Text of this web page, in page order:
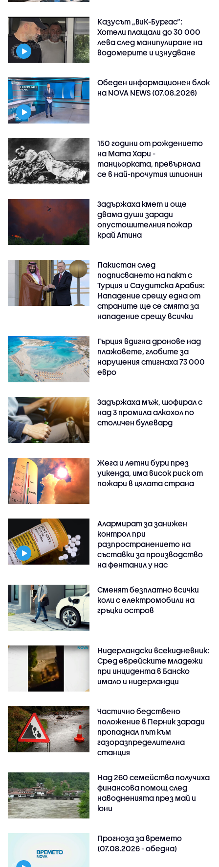
Казусът „ВиК-Бургас“:
Хотели плащали до 30 000
лева след манипулиране на
водомерите и изнудване
Обеден информационен блок
на NOVA NEWS (07.08.2026)
150 години от рождението
на Мата Хари -
танцьорката, превърнала
се в най-прочутия шпионин
Задържаха кмет и още
двама души заради
опустошителния пожар
край Атина
Пакистан след
подписването на пакт с
Турция и Саудитска Арабия:
Нападение срещу една от
страните ще се смята за
нападение срещу всички
Гърция вдигна дронове над
плажовете, глобите за
нарушения стигнаха 73 000
евро
Задържаха мъж, шофирал с
над 3 промила алкохол по
столичен булевард
Жега и летни бури през
уикенда, има висок риск от
пожари в цялата страна
Алармират за занижен
контрол при
разпространението на
съставки за производство
на фентанил у нас
Сменят безплатно всички
коли с електромобили на
гръцки остров
Нидерландски всекидневник:
Сред еврейските младежи
при инцидента в Банско
имало и нидерландци
Частично бедствено
положение в Перник заради
пропаднал път към
газоразпределителна
станция
Над 260 семейства получиха
финансова помощ след
наводненията през май и
юни
Прогноза за времето
(07.08.2026 - обедна)